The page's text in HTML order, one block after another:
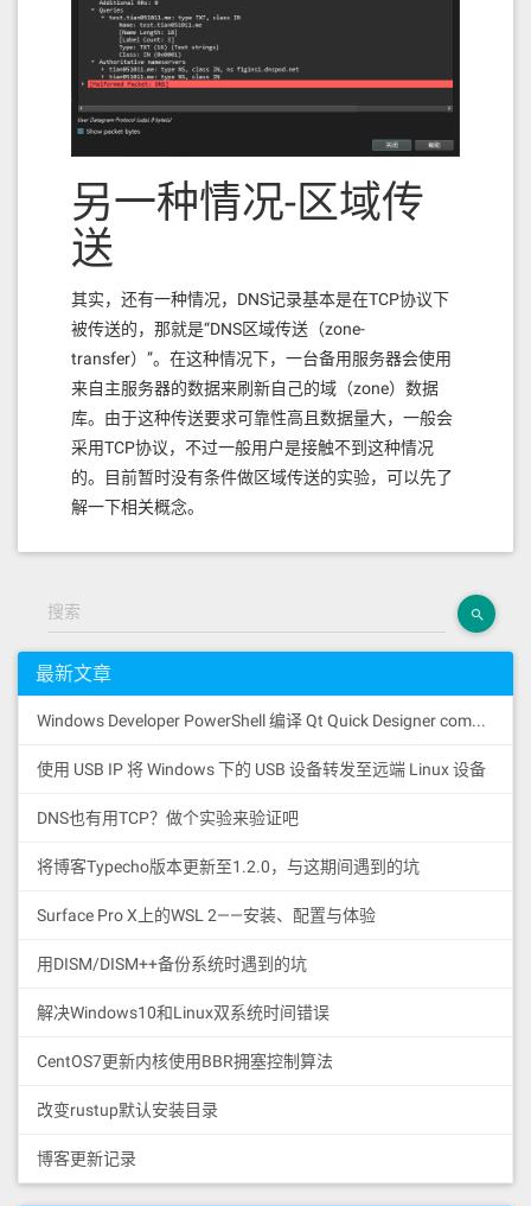
另一种情况-区域传
送
其实，还有一种情况，DNS记录基本是在TCP协议下
被传送的，那就是“DNS区域传送（zone-
transfer）”。在这种情况下，一台备用服务器会使用
来自主服务器的数据来刷新自己的域（zone）数据
库。由于这种传送要求可靠性高且数据量大，一般会
采用TCP协议，不过一般用户是接触不到这种情况
的。目前暂时没有条件做区域传送的实验，可以先了
解一下相关概念。
搜索
最新文章
Windows Developer PowerShell 编译 Qt Quick Designer components 时遇到的奇怪报错与解决方式
使用 USB IP 将 Windows 下的 USB 设备转发至远端 Linux 设备
DNS也有用TCP？做个实验来验证吧
将博客Typecho版本更新至1.2.0，与这期间遇到的坑
Surface Pro X上的WSL 2——安装、配置与体验
用DISM/DISM++备份系统时遇到的坑
解决Windows10和Linux双系统时间错误
CentOS7更新内核使用BBR拥塞控制算法
改变rustup默认安装目录
博客更新记录